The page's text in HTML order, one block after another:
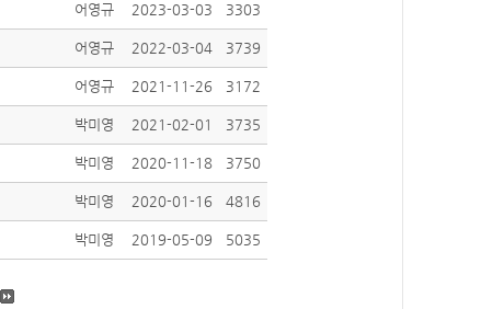
어영규 2023-03-03 3303
어영규 2022-03-04 3739
어영규 2021-11-26 3172
박미영 2021-02-01 3735
박미영 2020-11-18 3750
박미영 2020-01-16 4816
박미영 2019-05-09 5035